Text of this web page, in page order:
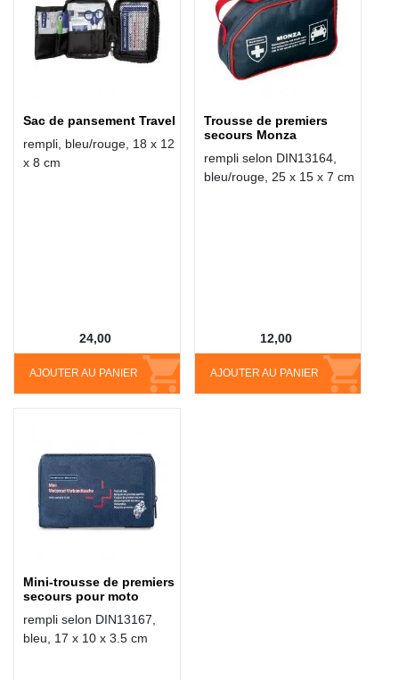
Sac de pansement Travel
rempli, bleu/rouge, 18 x 12
x 8 cm
AJOUTER AU PANIER
24,00
Trousse de premiers
secours Monza
rempli selon DIN13164,
bleu/rouge, 25 x 15 x 7 cm
AJOUTER AU PANIER
12,00
Mini-trousse de premiers
secours pour moto
rempli selon DIN13167,
bleu, 17 x 10 x 3.5 cm